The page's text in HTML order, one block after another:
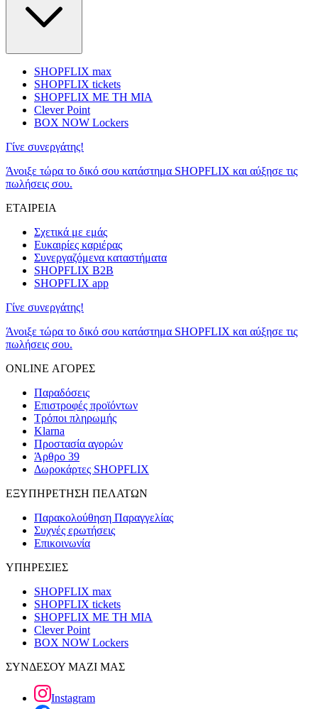
SHOPFLIX max
SHOPFLIX tickets
SHOPFLIX ΜΕ ΤΗ ΜΙΑ
Clever Point
BOX NOW Lockers
Γίνε συνεργάτης!
Άνοιξε τώρα το δικό σου κατάστημα SHOPFLIX και αύξησε τις
πωλήσεις σου.
ΕΤΑΙΡΕΙΑ
Σχετικά με εμάς
Ευκαιρίες καριέρας
Συνεργαζόμενα καταστήματα
SHOPFLIX B2B
SHOPFLIX app
Γίνε συνεργάτης!
Άνοιξε τώρα το δικό σου κατάστημα SHOPFLIX και αύξησε τις
πωλήσεις σου.
ONLINE ΑΓΟΡΕΣ
Παραδόσεις
Επιστροφές προϊόντων
Τρόποι πληρωμής
Klarna
Προστασία αγορών
Άρθρο 39
Δωροκάρτες SHOPFLIX
ΕΞΥΠΗΡΕΤΗΣΗ ΠΕΛΑΤΩΝ
Παρακολούθηση Παραγγελίας
Συχνές ερωτήσεις
Επικοινωνία
ΥΠΗΡΕΣΙΕΣ
SHOPFLIX max
SHOPFLIX tickets
SHOPFLIX ΜΕ ΤΗ ΜΙΑ
Clever Point
BOX NOW Lockers
ΣΥΝΔΕΣΟΥ ΜΑΖΙ ΜΑΣ
Instagram